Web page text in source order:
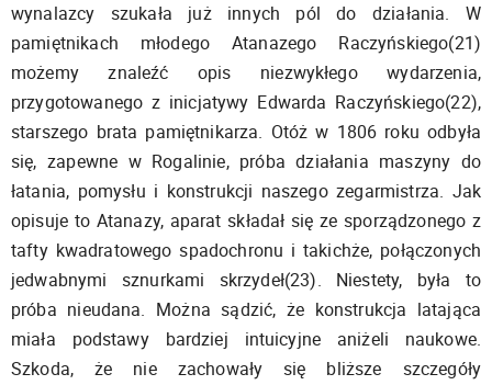
wynalazcy szukała już innych pól do działania. W
pamiętnikach młodego Atanazego Raczyńskiego(21)
możemy znaleźć opis niezwykłego wydarzenia,
przygotowanego z inicjatywy Edwarda Raczyńskiego(22),
starszego brata pamiętnikarza. Otóż w 1806 roku odbyła
się, zapewne w Rogalinie, próba działania maszyny do
łatania, pomysłu i konstrukcji naszego zegarmistrza. Jak
opisuje to Atanazy, aparat składał się ze sporządzonego z
tafty kwadratowego spadochronu i takichże, połączonych
jedwabnymi sznurkami skrzydeł(23). Niestety, była to
próba nieudana. Można sądzić, że konstrukcja latająca
miała podstawy bardziej intuicyjne aniżeli naukowe.
Szkoda, że nie zachowały się bliższe szczegóły